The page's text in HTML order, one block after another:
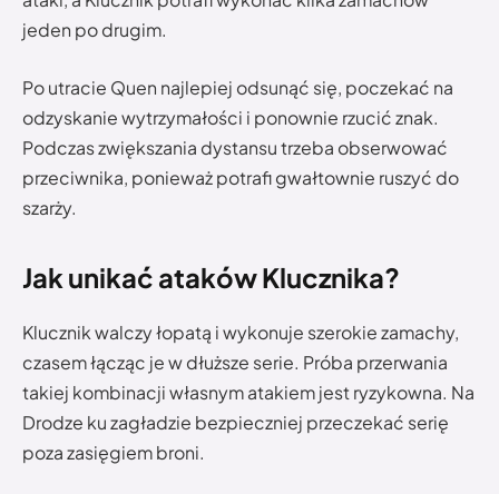
jeden po drugim.
Po utracie Quen najlepiej odsunąć się, poczekać na
odzyskanie wytrzymałości i ponownie rzucić znak.
Podczas zwiększania dystansu trzeba obserwować
przeciwnika, ponieważ potrafi gwałtownie ruszyć do
szarży.
Jak unikać ataków Klucznika?
Klucznik walczy łopatą i wykonuje szerokie zamachy,
czasem łącząc je w dłuższe serie. Próba przerwania
takiej kombinacji własnym atakiem jest ryzykowna. Na
Drodze ku zagładzie bezpieczniej przeczekać serię
poza zasięgiem broni.